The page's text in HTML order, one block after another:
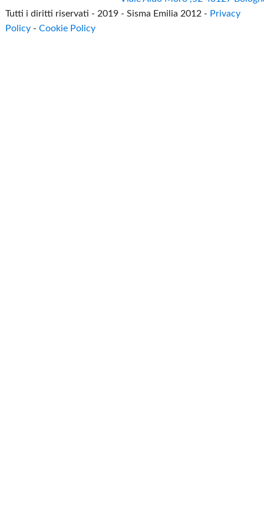
Tutti i diritti riservati - 2019 - Sisma Emilia 2012 - Privacy
Policy -Cookie Policy